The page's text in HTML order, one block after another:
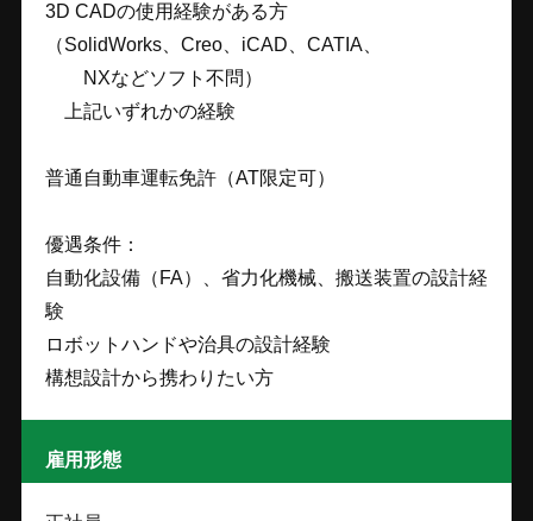
3D CADの使用経験がある方
（SolidWorks、Creo、iCAD、CATIA、
NXなどソフト不問）
上記いずれかの経験
普通自動車運転免許（AT限定可）
優遇条件：
自動化設備（FA）、省力化機械、搬送装置の設計経
験
ロボットハンドや治具の設計経験
構想設計から携わりたい方
雇用形態